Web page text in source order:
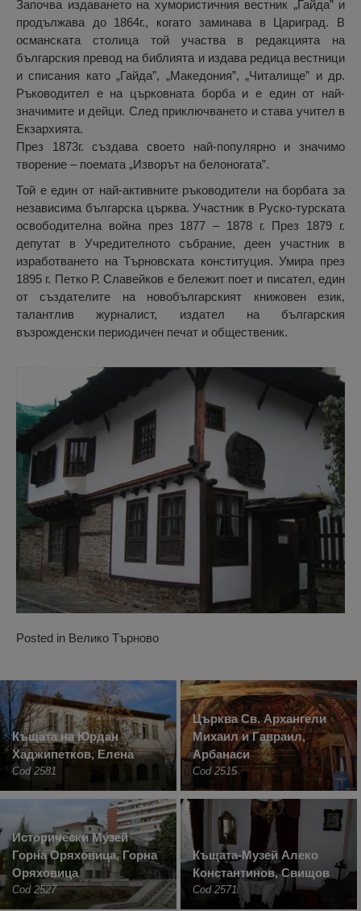
Започва издаването на хумористичния вестник „Гайда” и
продължава до 1864г., когато заминава в Цариград. В
османската столица той участва в редакцията на
българския превод на библията и издава редица вестници
и списания като „Гайда”, „Македония”, „Читалище” и др.
Ръководител е на църковната борба и е един от най-
значимите и дейци. След приключването и става учител в
Екзархията.
През 1873г. създава своето най-популярно и значимо
творение – поемата „Изворът на белоногата”.
Той е един от най-активните ръководители на борбата за
независима българска църква. Участник в Руско-турската
освободителна война през 1877 – 1878 г. През 1879 г.
депутат в Учредителното събрание, деен участник в
изработването на Търновската конституция. Умира през
1895 г. Петко Р. Славейков е бележит поет и писател, един
от създателите на новобългарският книжовен език,
талантлив журналист, издател на българския
възрожденски периодичен печат и общественик.
Posted in Велико Търново
Къщата на Юрдан
Хаджипетков, Елена
Cod 2581
Църква Св. Архангели
Михаил и Гавраил,
Арбанаси
Cod 2515
Исторически Музей
Горна Оряховица, Горна
Оряховица
Cod 2527
Къщата-Музей Алеко
Константинов, Свищов
Cod 2571